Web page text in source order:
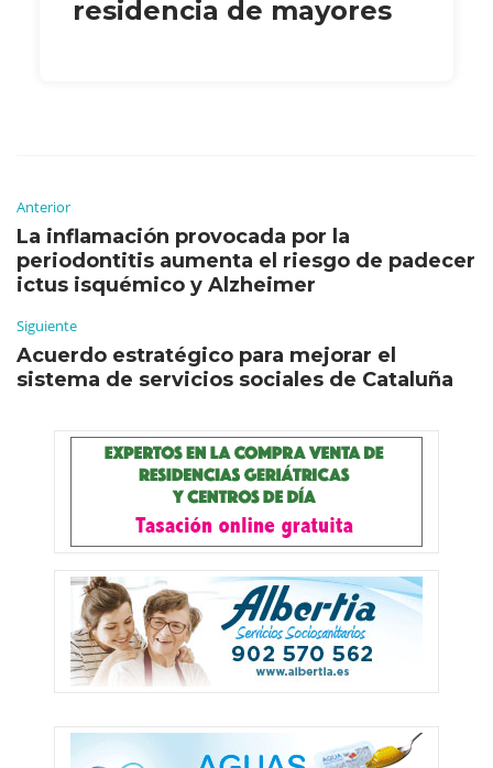
residencia de mayores
Anterior
La inflamación provocada por la
periodontitis aumenta el riesgo de padecer
ictus isquémico y Alzheimer
Siguiente
Acuerdo estratégico para mejorar el
sistema de servicios sociales de Cataluña